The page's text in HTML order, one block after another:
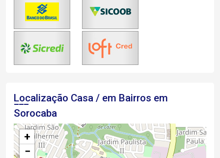
Localização Casa / em Bairros em
Sorocaba
+
−